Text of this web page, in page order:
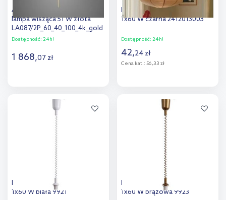
Altavola Design Linea No. 5
lampa wisząca 51 W złota
LA087/2P_60_40_100_4k_gold
Dostępność: 24h!
1 868,07 zł
Dodaj do
porównania
Nordlux Basic lampa wisząca
1x60 W czarna 2412013003
Dostępność: 24h!
42,24 zł
Cena kat.: 56,33 zł
Dodaj do
porównania
Rabalux Rolly lampa wisząca
1x60 W biała 9921
Rabalux Rolly lampa wisząca
1x60 W brązowa 9923